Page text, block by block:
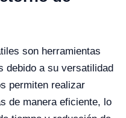
son herramientas
debido a su versatilidad
permiten realizar
de manera eficiente, lo